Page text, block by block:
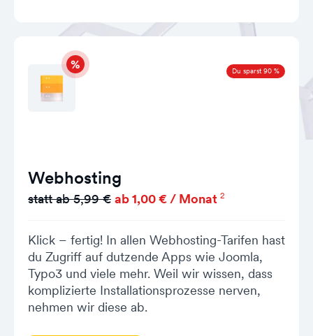
Du sparst 90 %
Webhosting
statt ab 5,99 € ab 1,00 € / Monat 2
Klick – fertig! In allen Webhosting-Tarifen hast
du Zugriff auf dutzende Apps wie Joomla,
Typo3 und viele mehr. Weil wir wissen, dass
komplizierte Installationsprozesse nerven,
nehmen wir diese ab.